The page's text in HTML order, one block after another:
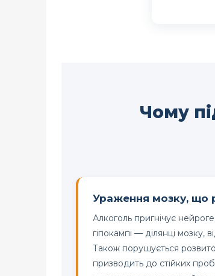
Чому
Ураження мозку, що
Алкоголь пригнічує
гіпокампі — ділянці мозку,
Також порушується
призводить до стійких